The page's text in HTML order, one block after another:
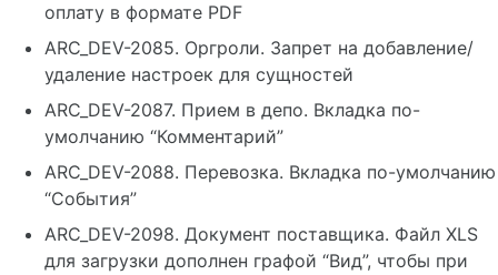
оплату в формате PDF
ARC_DEV-2085. Оргроли. Запрет на добавление/
удаление настроек для сущностей
ARC_DEV-2087. Прием в депо. Вкладка по-
умолчанию “Комментарий”
ARC_DEV-2088. Перевозка. Вкладка по-умолчанию
“События”
ARC_DEV-2098. Документ поставщика. Файл XLS
для загрузки дополнен графой “Вид”, чтобы при